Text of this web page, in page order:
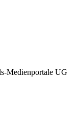
Medienportale UG